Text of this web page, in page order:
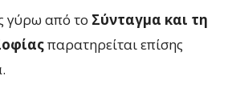
γύρω από το Σύνταγμα και τη
παρατηρείται επίσης